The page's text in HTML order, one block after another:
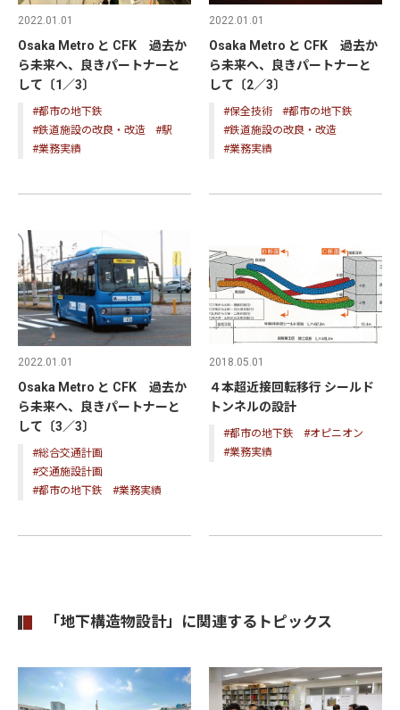
2022.01.01
Osaka Metro と CFK 過去か
ら未来へ、良きパートナーと
して〔1／3〕
#都市の地下鉄
#鉄道施設の改良・改造
#駅
#業務実績
2022.01.01
Osaka Metro と CFK 過去か
ら未来へ、良きパートナーと
して〔2／3〕
#保全技術
#都市の地下鉄
#鉄道施設の改良・改造
#業務実績
2022.01.01
Osaka Metro と CFK 過去か
ら未来へ、良きパートナーと
して〔3／3〕
#総合交通計画
#交通施設計画
#都市の地下鉄
#業務実績
2018.05.01
４本超近接回転移行 シールド
トンネルの設計
#都市の地下鉄
#オピニオン
#業務実績
「地下構造物設計」に関連するトピックス